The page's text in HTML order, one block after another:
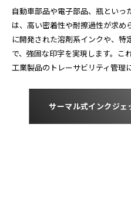
自動車部品や電子部品、瓶とい
は、高い密着性や耐擦過性が求め
に開発された溶剤系インクや、
で、強固な印字を実現します。こ
工業製品のトレーサビリティ管理
サーマル式インクジ